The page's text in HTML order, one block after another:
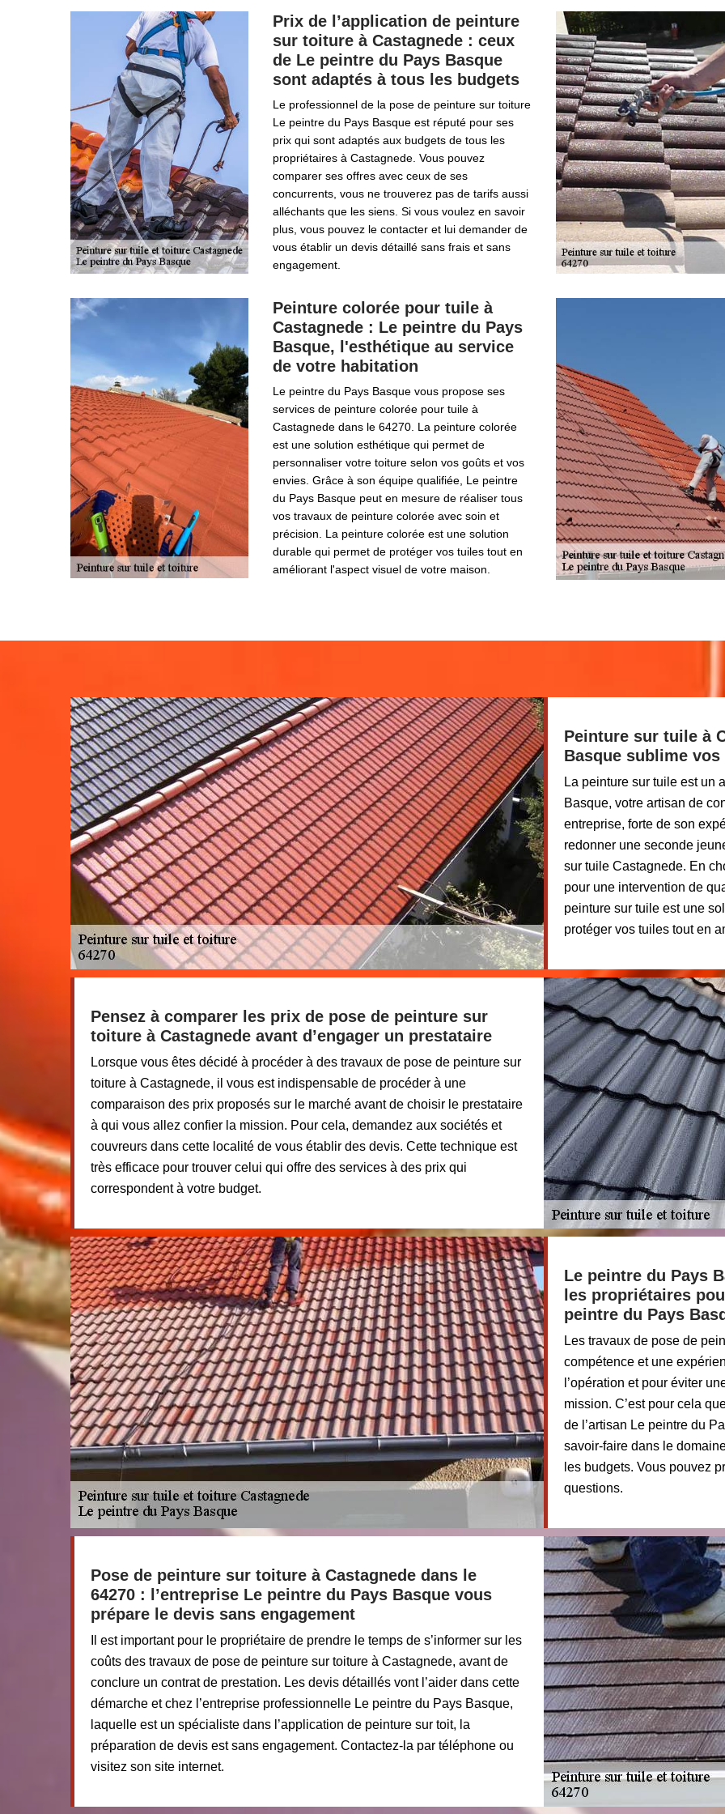
Prix de l’application de peinture
sur toiture à Castagnede : ceux
de Le peintre du Pays Basque
sont adaptés à tous les budgets
Le professionnel de la pose de peinture sur toiture
Le peintre du Pays Basque est réputé pour ses
prix qui sont adaptés aux budgets de tous les
propriétaires à Castagnede. Vous pouvez
comparer ses offres avec ceux de ses
concurrents, vous ne trouverez pas de tarifs aussi
alléchants que les siens. Si vous voulez en savoir
plus, vous pouvez le contacter et lui demander de
vous établir un devis détaillé sans frais et sans
engagement.
Peinture colorée pour tuile à
Castagnede : Le peintre du Pays
Basque, l'esthétique au service
de votre habitation
Le peintre du Pays Basque vous propose ses
services de peinture colorée pour tuile à
Castagnede dans le 64270. La peinture colorée
est une solution esthétique qui permet de
personnaliser votre toiture selon vos goûts et vos
envies. Grâce à son équipe qualifiée, Le peintre
du Pays Basque peut en mesure de réaliser tous
vos travaux de peinture colorée avec soin et
précision. La peinture colorée est une solution
durable qui permet de protéger vos tuiles tout en
améliorant l'aspect visuel de votre maison.
Peinture sur tuile à
Basque sublime
La peinture sur tuile est un
Basque, votre artisan de
entreprise, forte de son
redonner une seconde
sur tuile Castagnede. En
pour une intervention de
peinture sur tuile est une
protéger vos tuiles tout en
Pensez à comparer les prix de pose de peinture sur
toiture à Castagnede avant d’engager un prestataire
Lorsque vous êtes décidé à procéder à des travaux de pose de peinture sur
toiture à Castagnede, il vous est indispensable de procéder à une
comparaison des prix proposés sur le marché avant de choisir le prestataire
à qui vous allez confier la mission. Pour cela, demandez aux sociétés et
couvreurs dans cette localité de vous établir des devis. Cette technique est
très efficace pour trouver celui qui offre des services à des prix qui
correspondent à votre budget.
Le peintre du Pays
les propriétaires
peintre du Pays
Les travaux de pose de
compétence et une
l’opération et pour éviter
mission. C’est pour cela
de l’artisan Le peintre du
savoir-faire dans le
les budgets. Vous pouvez
questions.
Pose de peinture sur toiture à Castagnede dans le
64270 : l’entreprise Le peintre du Pays Basque vous
prépare le devis sans engagement
Il est important pour le propriétaire de prendre le temps de s’informer sur les
coûts des travaux de pose de peinture sur toiture à Castagnede, avant de
conclure un contrat de prestation. Les devis détaillés vont l’aider dans cette
démarche et chez l’entreprise professionnelle Le peintre du Pays Basque,
laquelle est un spécialiste dans l’application de peinture sur toit, la
préparation de devis est sans engagement. Contactez-la par téléphone ou
visitez son site internet.